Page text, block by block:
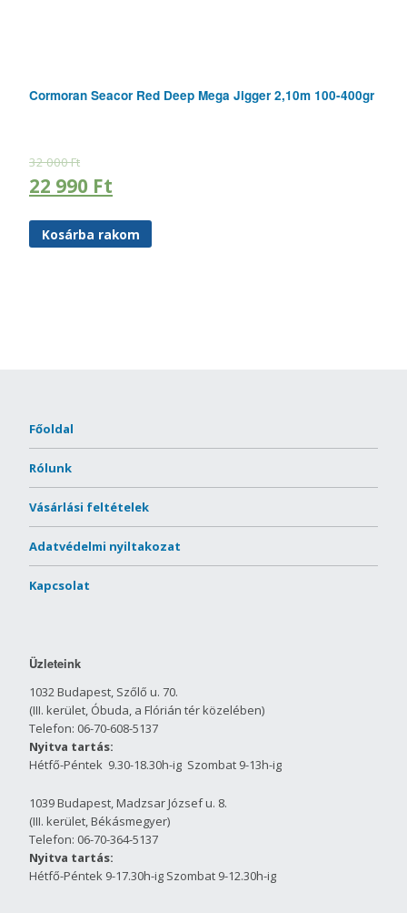
Cormoran Seacor Red Deep Mega Jigger 2,10m 100-400gr
32 000Ft
22 990 Ft
Kosárba rakom
Főoldal
Rólunk
Vásárlási feltételek
Adatvédelmi nyiltakozat
Kapcsolat
Üzleteink
1032 Budapest, Szőlő u. 70.
(III. kerület, Óbuda, a Flórián tér közelében)
Telefon: 06-70-608-5137
Nyitva tartás:
Hétfő-Péntek 9.30-18.30h-ig Szombat 9-13h-ig
1039 Budapest, Madzsar József u. 8.
(III. kerület, Békásmegyer)
Telefon: 06-70-364-5137
Nyitva tartás:
Hétfő-Péntek 9-17.30h-ig Szombat 9-12.30h-ig